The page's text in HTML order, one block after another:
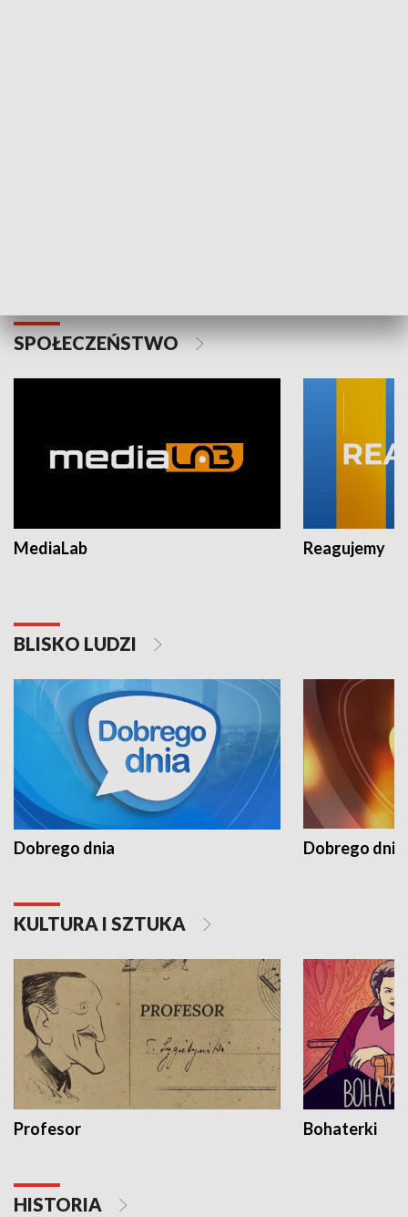
SPOŁECZEŃSTWO
MediaLab Reagujemy
BLISKO LUDZI
Dobrego dnia Dobrego dnia
KULTURA I SZTUKA
Profesor Bohaterki
HISTORIA